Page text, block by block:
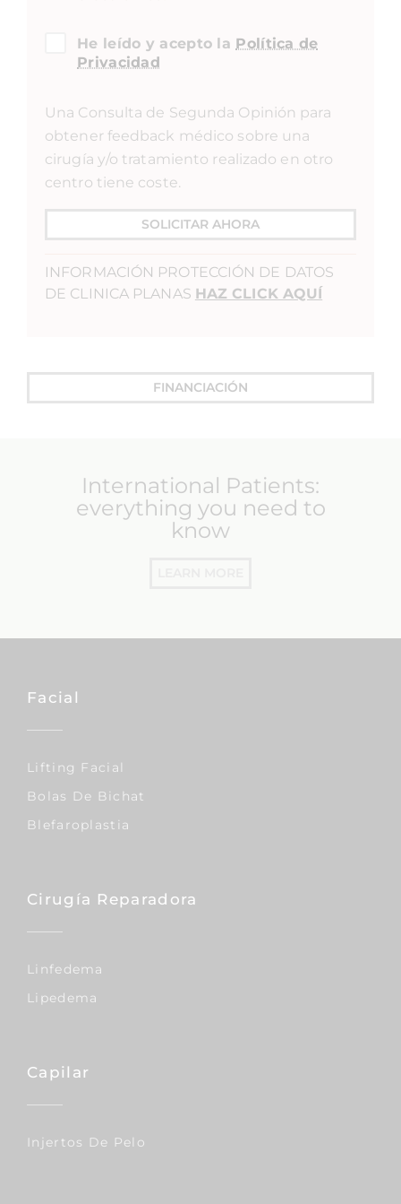
He leído y acepto la Política de
Privacidad
Una Consulta de Segunda Opinión para
obtener feedback médico sobre una
cirugía y/o tratamiento realizado en otro
centro tiene coste.
SOLICITAR AHORA
INFORMACIÓN PROTECCIÓN DE DATOS
DE CLINICA PLANAS HAZ CLICK AQUÍ
FINANCIACIÓN
International Patients:
everything you need to
know
Facial
Lifting Facial
Bolas De Bichat
Blefaroplastia
Cirugía Reparadora
Linfedema
Lipedema
Capilar
Injertos De Pelo